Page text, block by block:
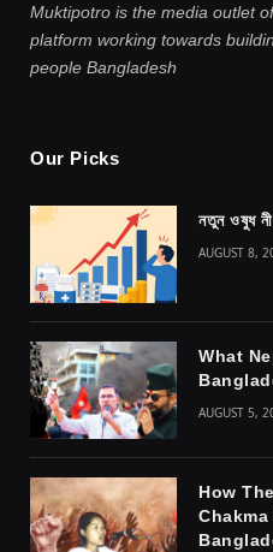
Muktipotro is the media outlet
platform working towards
people Bangladesh
Our Picks
নতুন ওষুধ
AUGUST 8,
What
AUGUST 5,
How